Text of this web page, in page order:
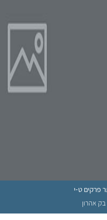
פרקים ט-י
אהרון